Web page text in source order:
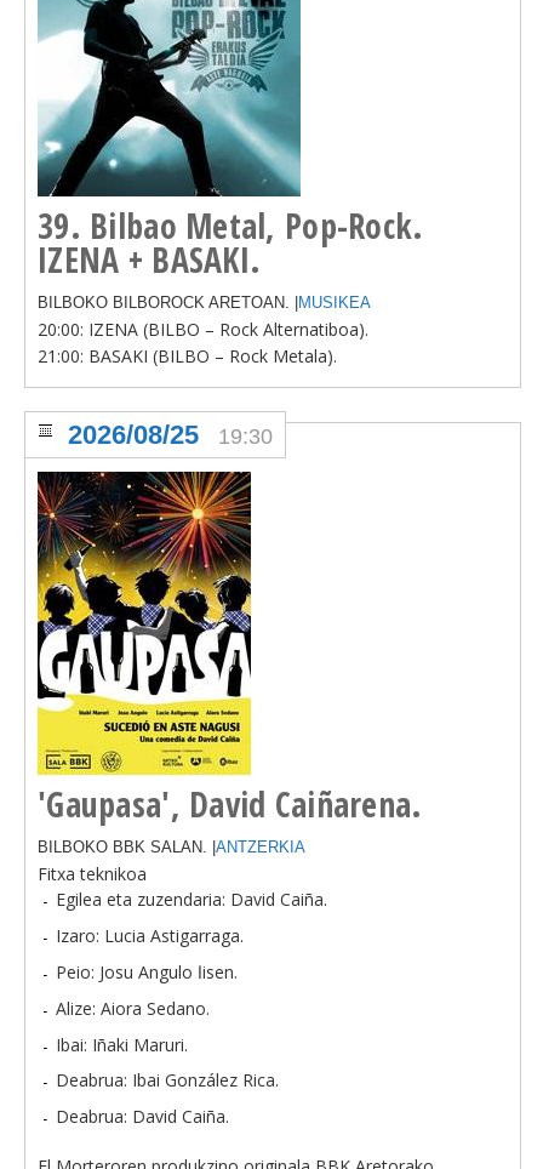
39. Bilbao Metal, Pop-Rock.
IZENA + BASAKI.
BILBOKO BILBOROCK ARETOAN. | MUSIKEA
20:00: IZENA (BILBO – Rock Alternatiboa).
21:00: BASAKI (BILBO – Rock Metala).
'Gaupasa', David Caiñarena.
2026/08/25 19:30
BILBOKO BBK SALAN. | ANTZERKIA
Fitxa teknikoa
Egilea eta zuzendaria: David Caiña.
Izaro: Lucia Astigarraga.
Peio: Josu Angulo اisen.
Alize: Aiora Sedano.
Ibai: Iñaki Maruri.
Deabrua: Ibai González Rica.
Deabrua: David Caiña.